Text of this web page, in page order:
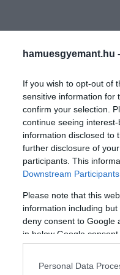
hamuesgyemant.hu -
If you wish to opt-out of
sensitive information for
confirm your selection.
continue seeing
information disclosed to
further disclosure of
participants. This
Downstream Participants
Please note that this
information including
deny consent to Google
in below Google consent
Personal Data